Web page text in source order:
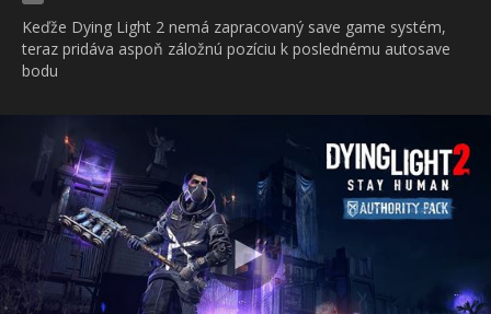
Keďže Dying Light 2 nemá zapracovaný save game systém,
teraz pridáva aspoň záložnú pozíciu k poslednému autosave
bodu